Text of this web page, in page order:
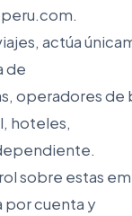
actúa
de
operadores de
hoteles,
sobre estas
por cuenta y